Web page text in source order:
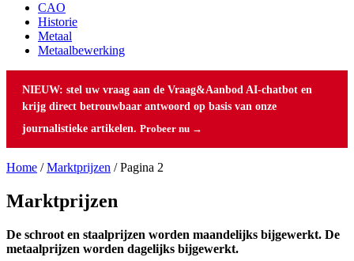
CAO
Historie
Metaal
Metaalbewerking
NIEUW: stel uw vraag aan de Vraag&Aanbod AI-chatbot en
krijg direct betrouwbaar antwoord op basis van onze
journalistieke artikelen. Probeer nu →
Home /Marktprijzen /Pagina 2
Marktprijzen
De schroot en staalprijzen worden maandelijks bijgewerkt. De
metaalprijzen worden dagelijks bijgewerkt.